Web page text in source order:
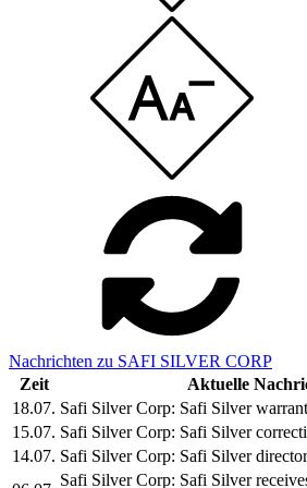
Nachrichten zu SAFI SILVER CORP
Zeit
Aktuelle
18.07. Safi Silver Corp: Safi Silver
15.07. Safi Silver Corp: Safi Silver
14.07. Safi Silver Corp: Safi Silver
Safi Silver Corp: Safi Silver